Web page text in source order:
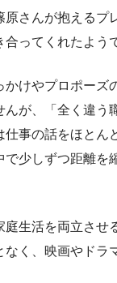
原さんが抱えるプ
ってくれたよう
かけやプロポーズ
が、「全く違う
仕事の話をほとん
で少しずつ距離を
庭生活を両立させ
なく、映画やドラ